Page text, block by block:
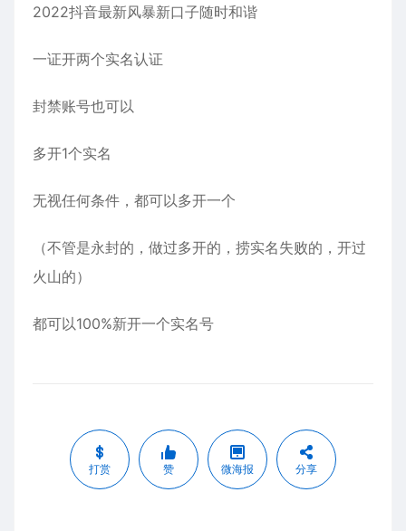
2022抖音最新风暴新口子随时和谐
一证开两个实名认证
封禁账号也可以
多开1个实名
无视任何条件，都可以多开一个
（不管是永封的，做过多开的，捞实名失败的，开过
火山的）
都可以100%新开一个实名号
打赏 赞 微海报 分享